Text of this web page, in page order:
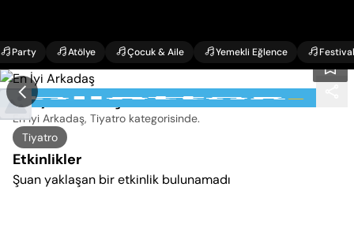
Party Atölye Çocuk & Aile Yemekli Eğlence Festival
En İyi Arkadaş Etkinlikleri
En İyi Arkadaş, Tiyatro kategorisinde.
Tiyatro
Etkinlikler
Şuan yaklaşan bir etkinlik bulunamadı